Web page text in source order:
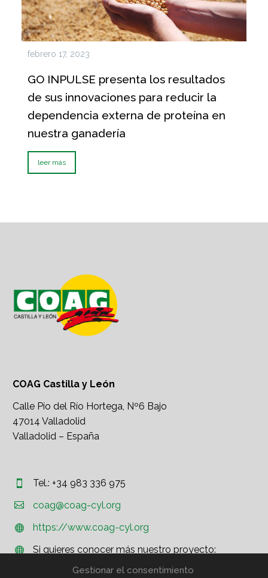
Gestionar el consentimiento
febrero 17, 2023
GO INPULSE presenta los resultados
de sus innovaciones para reducir la
dependencia externa de proteína en
nuestra ganadería
leer más
COAG Castilla y León
Calle Pío del Río Hortega, Nº6 Bajo
47014 Valladolid
Valladolid – España

 Tel.: +34 983 336 975

 coag@coag-cyl.org

 https://www.coag-cyl.org


Si quieres conocer más nuestro proyecto:
http://www.coag.org